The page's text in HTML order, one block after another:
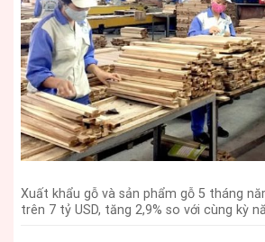
Xuất khẩu gỗ và sản phẩm gỗ 5 tháng
trên 7 tỷ USD, tăng 2,9% so với cùng kỳ